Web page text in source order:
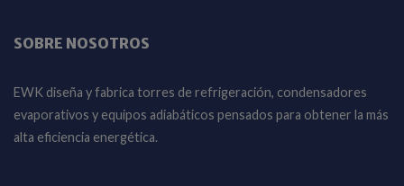
SOBRE NOSOTROS
EWK diseña y fabrica torres de refrigeración, condensadores
evaporativos y equipos adiabáticos pensados para obtener la más
alta eficiencia energética.